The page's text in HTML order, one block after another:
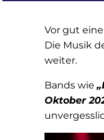
Vor gut
Die Musik
weiter.
Bands wie
Oktober